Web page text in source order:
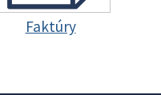
Faktúry